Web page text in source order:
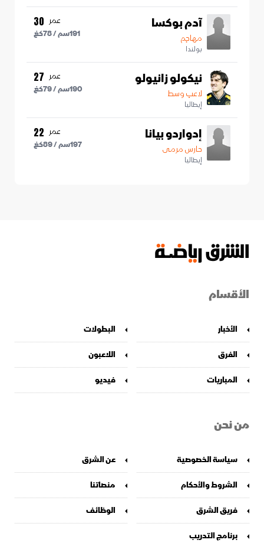
آدم بوكسا
مهاجم
بولندا
عمر 30
191سم /78كغ
نيكولو زانيولو
لاعب وسط
إيطاليا
عمر 27
190سم /79كغ
إدواردو بيانا
حارس مرمى
إيطاليا
عمر 22
197سم /89كغ
الأقسام
الأخبار
البطولات
الفرق
اللاعبون
المباريات
فيديو
من نحن
سياسة الخصوصية
عن الشرق
الشروط والأحكام
منصاتنا
فريق الشرق
الوظائف
برنامج التدريب